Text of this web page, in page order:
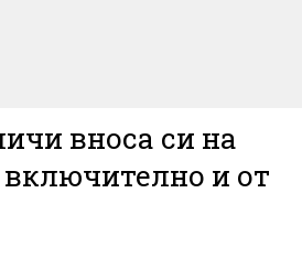
вноса си на
включително и от